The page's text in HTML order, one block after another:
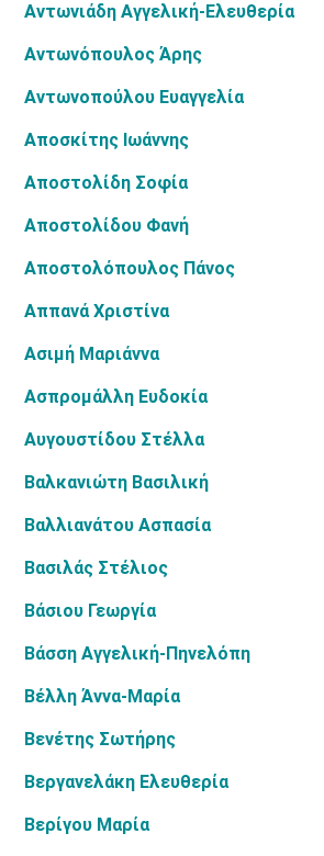
Αντωνιάδη Αγγελική-Ελευθερία
Αντωνόπουλος Άρης
Αντωνοπούλου Ευαγγελία
Αποσκίτης Ιωάννης
Αποστολίδη Σοφία
Αποστολίδου Φανή
Αποστολόπουλος Πάνος
Αππανά Χριστίνα
Ασιμή Μαριάννα
Ασπρομάλλη Ευδοκία
Αυγουστίδου Στέλλα
Βαλκανιώτη Βασιλική
Βαλλιανάτου Ασπασία
Βασιλάς Στέλιος
Βάσιου Γεωργία
Βάσση Αγγελική-Πηνελόπη
Βέλλη Άννα-Μαρία
Βενέτης Σωτήρης
Βεργανελάκη Ελευθερία
Βερίγου Μαρία